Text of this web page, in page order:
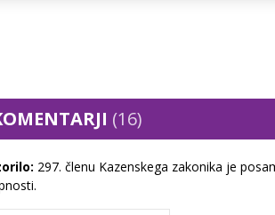
(16)
297. členu Kazenskega zakonika je